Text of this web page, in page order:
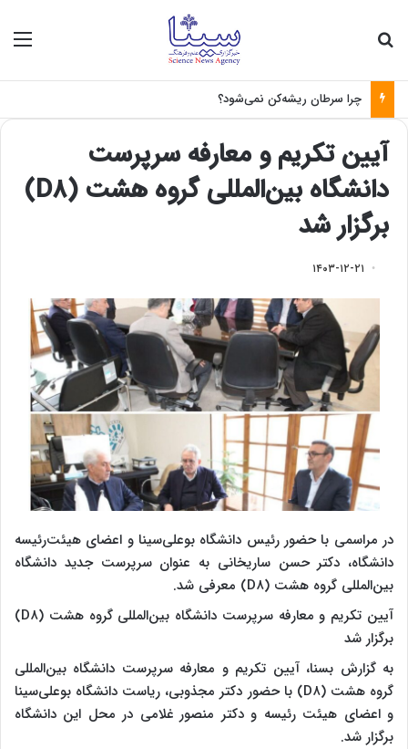
چرا سرطان ریشه‌کن نمی‌شود؟
آیین تکریم و معارفه سرپرست
دانشگاه بین‌المللی گروه هشت (D۸)
برگزار شد
۱۴۰۳-۱۲-۲۱
در مراسمی با حضور رئیس دانشگاه بوعلی‌سینا و اعضای هیئت‌رئیسه
دانشگاه، دکتر حسن ساریخانی به عنوان سرپرست جدید دانشگاه
بین‌المللی گروه هشت (D۸) معرفی شد.
آیین تکریم و معارفه سرپرست دانشگاه بین‌المللی گروه هشت (D۸)
برگزار شد
به گزارش بسنا، آیین تکریم و معارفه سرپرست دانشگاه بین‌المللی
گروه هشت (D۸) با حضور دکتر مجذوبی، ریاست دانشگاه بوعلی‌سینا
و اعضای هیئت رئیسه و دکتر منصور غلامی در محل این دانشگاه
برگزار شد.